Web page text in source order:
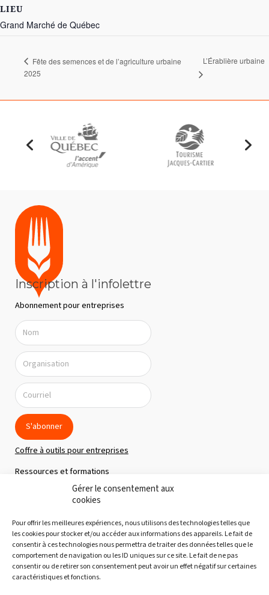
Gérer le consentement aux
cookies
Pour offrir les meilleures expériences, nous utilisons des technologies telles que
les cookies pour stocker et/ou accéder aux informations des appareils. Le fait de
consentir à ces technologies nous permettra de traiter des données telles que le
comportement de navigation ou les ID uniques sur ce site. Le fait de ne pas
consentir ou de retirer son consentement peut avoir un effet négatif sur certaines
caractéristiques et fonctions.
LIEU
Grand Marché de Québec
Fête des semences et de l’agriculture urbaine
2025
L’Érablière urbaine
Inscription à l'infolettre
Abonnement pour entreprises
S'abonner
Coffre à outils pour entreprises
Ressources et formations
Politique de confidentialité
Notre équipe
Nous joindre
Découvertes gourmandes